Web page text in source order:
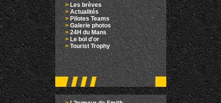
>Les brèves
> Actualités
> Pilotes Teams
>Galerie photos
>24H du Mans
>Le bol d'or
> Tourist Trophy